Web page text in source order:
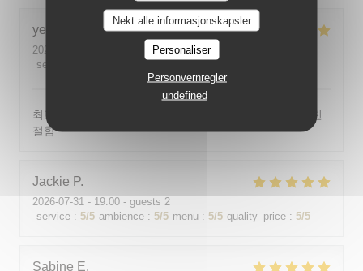
Nekt alle informasjonskapsler
Personaliser
Personvernregler
undefined
yeonghun
2026-08-03
- 19:00 - guests 4
service
최고의 분위기, 최고의 맛, 프랑스어가 서툴지만 서버가 친
절함
Jackie P
2026-07-31 - 19:00 - guests 2
service : 5/5 ambience : 5/5 menu : 5/5 quality_price : 5/5
Sabine E